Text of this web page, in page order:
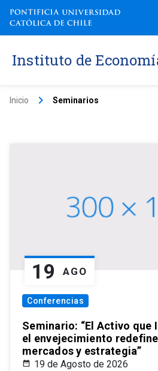
Instituto de
Inicio keyboard_arrow_right Seminarios
19 AGO
Conferencias
Seminario: “El Activo que
el envejecimiento
mercados y estrategia”
19 de Agosto de 2026